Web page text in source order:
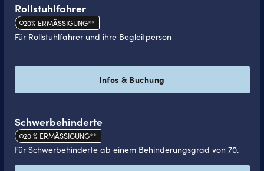
Rollstuhlfahrer
20% ERMÄSSIGUNG**
Für Rollstuhlfahrer und ihre Begleitperson
Infos & Buchung
Schwerbehinderte
20 % ERMÄSSIGUNG**
Für Schwerbehinderte ab einem Behinderungsgrad von 70.